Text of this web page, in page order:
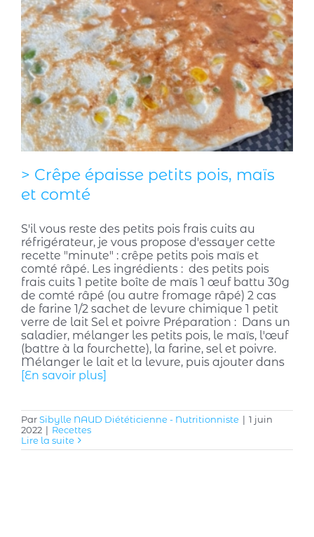
> Crêpe épaisse petits pois, maïs
et comté
S'il vous reste des petits pois frais cuits au
réfrigérateur, je vous propose d'essayer cette
recette "minute" : crêpe petits pois maïs et
comté râpé. Les ingrédients : des petits pois
frais cuits 1 petite boîte de maïs 1 œuf battu 30g
de comté râpé (ou autre fromage râpé) 2 cas
de farine 1/2 sachet de levure chimique 1 petit
verre de lait Sel et poivre Préparation : Dans un
saladier, mélanger les petits pois, le maïs, l'œuf
(battre à la fourchette), la farine, sel et poivre.
Mélanger le lait et la levure, puis ajouter dans
[En savoir plus]
ParSibylle NAUD Diététicienne - Nutritionniste | 1 juin
2022 | Recettes
Lire la suite